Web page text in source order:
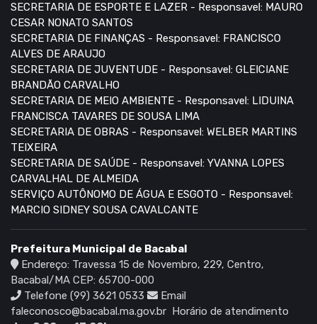
SECRETARIA DE ESPORTE E LAZER - Responsavel: MAURO
CESAR NONATO SANTOS
SECRETARIA DE FINANÇAS - Responsavel: FRANCISCO
ALVES DE ARAUJO
SECRETARIA DE JUVENTUDE - Responsavel: GLEICIANE
BRANDÃO CARVALHO
SECRETARIA DE MEIO AMBIENTE - Responsavel: LIDUINA
FRANCISCA TAVARES DE SOUSA LIMA
SECRETARIA DE OBRAS - Responsavel: WELBER MARTINS
TEIXEIRA
SECRETARIA DE SAÚDE - Responsavel: YVANNA LOPES
CARVALHAL DE ALMEIDA
SERVIÇO AUTÔNOMO DE ÁGUA E ESGOTO - Responsavel:
MARCIO SIDNEY SOUSA CAVALCANTE
Prefeitura Municipal de Bacabal
Endereço: Travessa 15 de Novembro, 229, Centro,
Bacabal/MA CEP: 65700-000
Telefone (99) 3621 0533
Email
faleconosco@bacabal.ma.gov.br
Horário de atendimento